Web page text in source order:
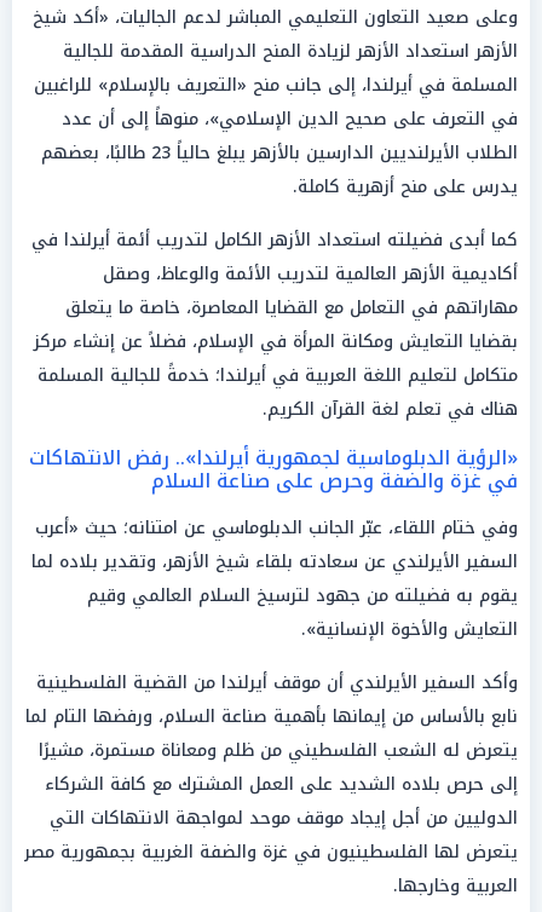
وعلى صعيد التعاون التعليمي المباشر لدعم الجاليات، «أكد شيخ
الأزهر استعداد الأزهر لزيادة المنح الدراسية المقدمة للجالية
المسلمة في أيرلندا، إلى جانب منح «التعريف بالإسلام» للراغبين
في التعرف على صحيح الدين الإسلامي»، منوهاً إلى أن عدد
الطلاب الأيرلنديين الدارسين بالأزهر يبلغ حالياً 23 طالبًا، بعضهم
يدرس على منح أزهرية كاملة.
كما أبدى فضيلته استعداد الأزهر الكامل لتدريب أئمة أيرلندا في
أكاديمية الأزهر العالمية لتدريب الأئمة والوعاظ، وصقل
مهاراتهم في التعامل مع القضايا المعاصرة، خاصة ما يتعلق
بقضايا التعايش ومكانة المرأة في الإسلام، فضلاً عن إنشاء مركز
متكامل لتعليم اللغة العربية في أيرلندا؛ خدمةً للجالية المسلمة
هناك في تعلم لغة القرآن الكريم.
«الرؤية الدبلوماسية لجمهورية أيرلندا».. رفض الانتهاكات
في غزة والضفة وحرص على صناعة السلام
وفي ختام اللقاء، عبّر الجانب الدبلوماسي عن امتنانه؛ حيث «أعرب
السفير الأيرلندي عن سعادته بلقاء شيخ الأزهر، وتقدير بلاده لما
يقوم به فضيلته من جهود لترسيخ السلام العالمي وقيم
التعايش والأخوة الإنسانية».
وأكد السفير الأيرلندي أن موقف أيرلندا من القضية الفلسطينية
نابع بالأساس من إيمانها بأهمية صناعة السلام، ورفضها التام لما
يتعرض له الشعب الفلسطيني من ظلم ومعاناة مستمرة، مشيرًا
إلى حرص بلاده الشديد على العمل المشترك مع كافة الشركاء
الدوليين من أجل إيجاد موقف موحد لمواجهة الانتهاكات التي
يتعرض لها الفلسطينيون في غزة والضفة الغربية بجمهورية مصر
العربية وخارجها.